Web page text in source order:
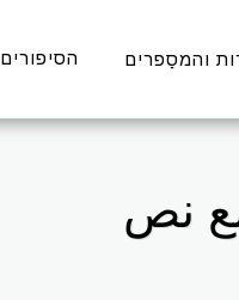
והמסַפרים הסיפורים